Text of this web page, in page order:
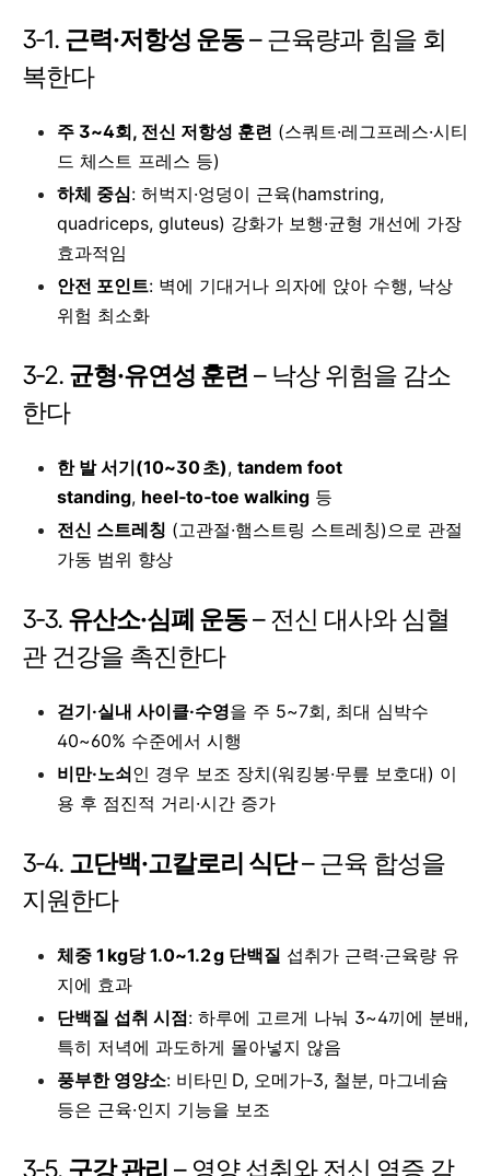
3‑1. 근력·저항성 운동– 근육량과 힘을 회
복한다
주 3~4회, 전신 저항성 훈련 (스쿼트·레그프레스·시티
드 체스트 프레스 등)
하체 중심: 허벅지·엉덩이 근육(hamstring,
quadriceps, gluteus) 강화가 보행·균형 개선에 가장
효과적임
안전 포인트: 벽에 기대거나 의자에 앉아 수행, 낙상
위험 최소화
3‑2. 균형·유연성 훈련 – 낙상 위험을 감소
한다
한 발 서기(10~30 초), tandem foot
standing, heel‑to‑toe walking 등
전신 스트레칭 (고관절·햄스트링 스트레칭)으로 관절
가동 범위 향상
3‑3. 유산소·심폐 운동– 전신 대사와 심혈
관 건강을 촉진한다
걷기·실내 사이클·수영을 주 5~7회, 최대 심박수
40~60% 수준에서 시행
비만·노쇠인 경우 보조 장치(워킹봉·무릎 보호대) 이
용 후 점진적 거리·시간 증가
3‑4. 고단백·고칼로리 식단– 근육 합성을
지원한다
체중 1 kg당 1.0~1.2 g 단백질 섭취가 근력·근육량 유
지에 효과
단백질 섭취 시점: 하루에 고르게 나눠 3~4끼에 분배,
특히 저녁에 과도하게 몰아넣지 않음
풍부한 영양소: 비타민 D, 오메가‑3, 철분, 마그네슘
등은 근육·인지 기능을 보조
3‑5. 구강 관리 – 영양 섭취와 전신 염증 감